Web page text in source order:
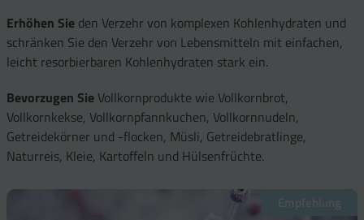
Erhöhen Sie den Verzehr von komplexen Kohlenhydraten und
schränken Sie den Verzehr von Lebensmitteln mit einfachen,
leicht resorbierbaren Kohlenhydraten stark ein.
Bevorzugen SieVollkornprodukte wie Vollkornbrot,
Vollkornkekse, Vollkornpfannkuchen, Vollkornnudeln,
Getreidekörner und -flocken, Müsli, Getreidebratlinge,
Naturreis, Kleie, Kartoffeln und Hülsenfrüchte.
Empfehlung